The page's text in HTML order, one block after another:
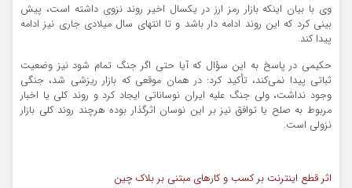
وی با بیان اینکه بازار رمز ارز در یکسال اخیر روند نزوی داشته است، پیش
بینی کرد که این روند ادامه دار باشد و تا انتهای سال میلادی جاری نیز ادامه
پیدا کند.
حکیمی در پاسخ به این سؤال که آیا حتی اگر جنگ تمام شود نیز وضعیت
ثباتی پیدا نمی‌کند، تأکید کرد: در همان موقعی که بازار ریزشی شد، جنگی
وجود نداشت، ولی جنگ علیه ایران نوساناتی ایجاد کرد و روند کلی یا اخبار
مربوط به صلح یا توافق نیز بر این نوسان اثرگذار بوده هرچند روند کلی بازار
نزولی است.
اثر قطع اینترنت بر کسب و کارهای مبتنی بر بلاک چین